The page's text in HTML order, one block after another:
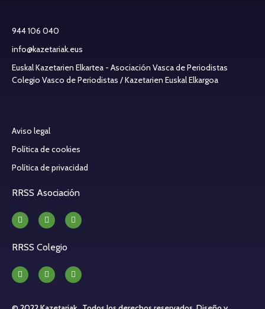
944 106 040
info@kazetariak.eus
Euskal Kazetarien Elkartea - Asociación Vasca de Periodistas
Colegio Vasco de Periodistas / Kazetarien Euskal Elkargoa
Aviso legal
Política de cookies
Política de privacidad
RRSS Asociación
RRSS Colegio